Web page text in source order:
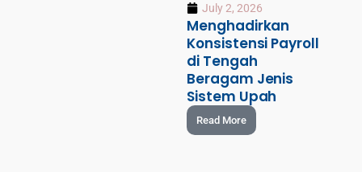
July 2, 2026
Menghadirkan
Konsistensi Payroll
di Tengah
Beragam Jenis
Sistem Upah
Read More